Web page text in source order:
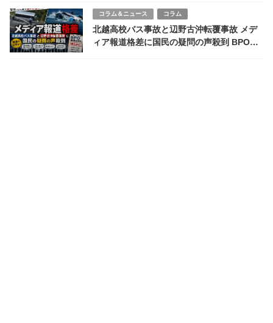
コラム＆ニュース コラム
北越高校バス事故と辺野古沖転覆事故 メデ
ィア報道格差に国民の疑問の声殺到 BPO審